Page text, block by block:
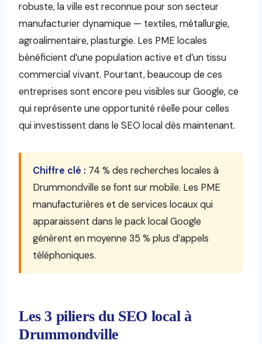
robuste, la ville est reconnue pour son secteur
manufacturier dynamique — textiles, métallurgie,
agroalimentaire, plasturgie. Les PME locales
bénéficient d’une population active et d’un tissu
commercial vivant. Pourtant, beaucoup de ces
entreprises sont encore peu visibles sur Google, ce
qui représente une opportunité réelle pour celles
qui investissent dans le SEO local dès maintenant.
Chiffre clé : 74 % des recherches locales à
Drummondville se font sur mobile. Les PME
manufacturières et de services locaux qui
apparaissent dans le pack local Google
génèrent en moyenne 35 % plus d’appels
téléphoniques.
Les 3 piliers du SEO local à
Drummondville